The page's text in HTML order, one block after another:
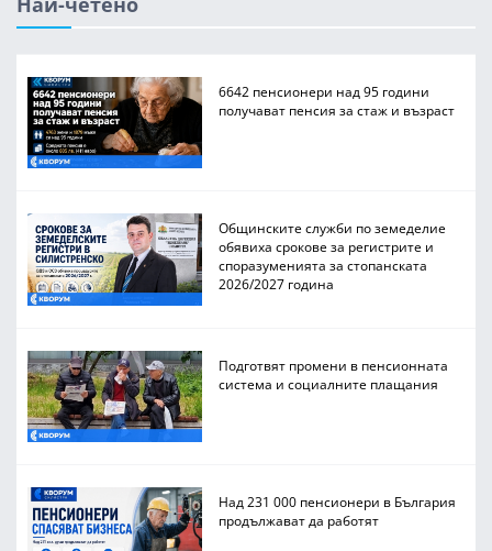
6642 пенсионери над 95 години
получават пенсия за стаж и възраст
Общинските служби по земеделие
обявиха срокове за регистрите и
споразуменията за стопанската
2026/2027 година
Подготвят промени в пенсионната
система и социалните плащания
Над 231 000 пенсионери в България
продължават да работят